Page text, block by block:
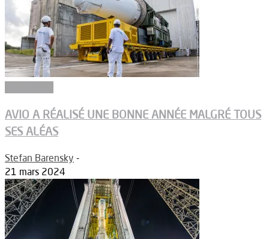
AVIO A RÉALISÉ UNE BONNE ANNÉE MALGRÉ TOUS
SES ALÉAS
Stefan Barensky -
21 mars 2024